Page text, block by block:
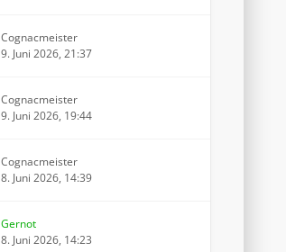
Cognacmeister
9. Juni 2026, 21:37
Cognacmeister
9. Juni 2026, 19:44
Cognacmeister
8. Juni 2026, 14:39
Gernot
8. Juni 2026, 14:23